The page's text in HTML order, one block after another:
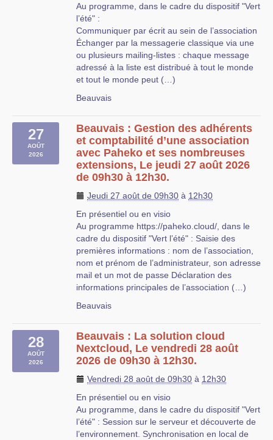
Au programme, dans le cadre du dispositif "Vert
l’été" :
Communiquer par écrit au sein de l’association
Échanger par la messagerie classique via une
ou plusieurs mailing-listes : chaque message
adressé à la liste est distribué à tout le monde
et tout le monde peut (…)
Beauvais
27
AOÛT
2026
Beauvais : Gestion des adhérents
et comptabilité d’une association
avec Paheko et ses nombreuses
extensions, Le jeudi 27 août 2026
de 09h30 à 12h30.
Jeudi 27 août de 09h30 à 12h30
En présentiel ou en visio
Au programme https://paheko.cloud/, dans le
cadre du dispositif "Vert l’été" : Saisie des
premières informations : nom de l’association,
nom et prénom de l’administrateur, son adresse
mail et un mot de passe Déclaration des
informations principales de l’association (…)
Beauvais
28
AOÛT
2026
Beauvais : La solution cloud
Nextcloud, Le vendredi 28 août
2026 de 09h30 à 12h30.
Vendredi 28 août de 09h30 à 12h30
En présentiel ou en visio
Au programme, dans le cadre du dispositif "Vert
l’été" : Session sur le serveur et découverte de
l’environnement. Synchronisation en local de